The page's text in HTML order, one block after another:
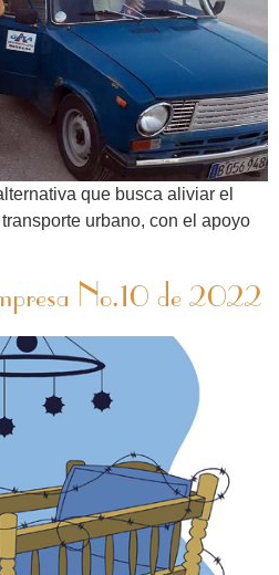
que busca aliviar el
urbano, con el apoyo
No.10 de 2022